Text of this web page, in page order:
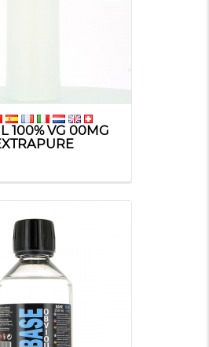
100% VG 00MG